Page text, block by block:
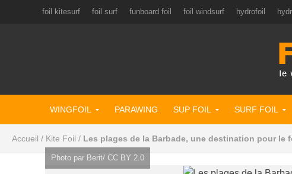
foil kitesurf foil surf funboard foil foil windsurf hydrofoil
WINGFOIL PARAWING SUP FOIL SURF FOIL
Accueil / Kite Foil / Les plages de la Barbade, une destination pour le
Photo par Berit/ CC BY 2.0